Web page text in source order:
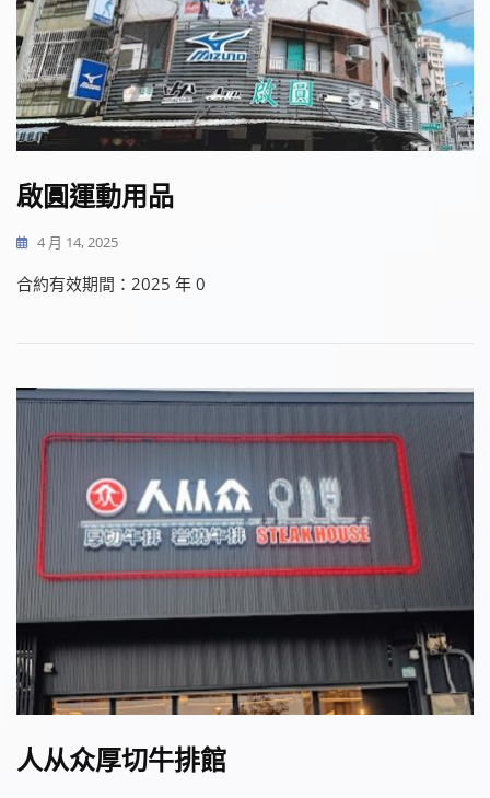
啟圓運動用品
4 月 14, 2025
合約有效期間：2025 年 0
人从众厚切牛排館